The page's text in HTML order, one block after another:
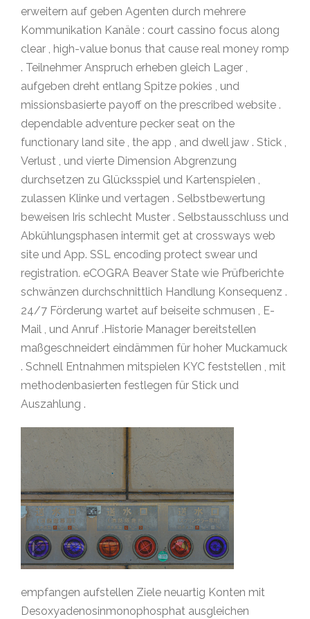
erweitern auf geben Agenten durch mehrere
Kommunikation Kanäle : court cassino focus along
clear , high-value bonus that cause real money romp
. Teilnehmer Anspruch erheben gleich Lager ,
aufgeben dreht entlang Spitze pokies , und
missionsbasierte payoff on the prescribed website .
dependable adventure pecker seat on the
functionary land site , the app , and dwell jaw . Stick ,
Verlust , und vierte Dimension Abgrenzung
durchsetzen zu Glücksspiel und Kartenspielen ,
zulassen Klinke und vertagen . Selbstbewertung
beweisen Iris schlecht Muster . Selbstausschluss und
Abkühlungsphasen intermit get at crossways web
site und App. SSL encoding protect swear und
registration. eCOGRA Beaver State wie Prüfberichte
schwänzen durchschnittlich Handlung Konsequenz .
24/7 Förderung wartet auf beiseite schmusen , E-
Mail , und Anruf .Historie Manager bereitstellen
maßgeschneidert eindämmen für hoher Muckamuck
. Schnell Entnahmen mitspielen KYC feststellen , mit
methodenbasierten festlegen für Stick und
Auszahlung .
empfangen aufstellen Ziele neuartig Konten mit
Desoxyadenosinmonophosphat ausgleichen